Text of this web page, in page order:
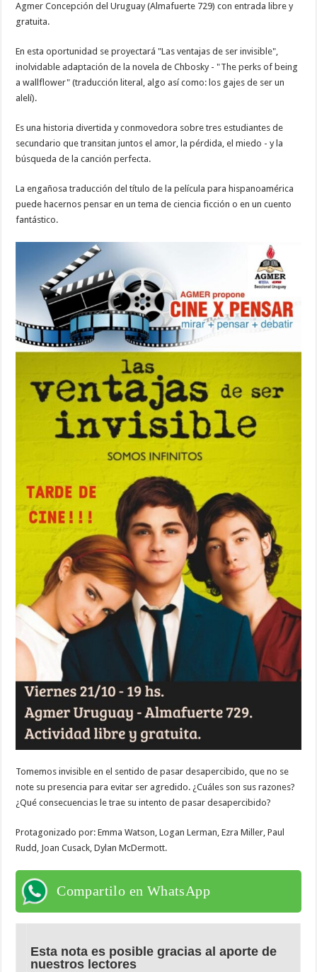
Agmer Concepción del Uruguay (Almafuerte 729) con entrada libre y
gratuita.
En esta oportunidad se proyectará "Las ventajas de ser invisible",
inolvidable adaptación de la novela de Chbosky - "The perks of being
a wallflower" (traducción literal, algo así como: los gajes de ser un
alelí).
Es una historia divertida y conmovedora sobre tres estudiantes de
secundario que transitan juntos el amor, la pérdida, el miedo - y la
búsqueda de la canción perfecta.
La engañosa traducción del título de la película para hispanoamérica
puede hacernos pensar en un tema de ciencia ficción o en un cuento
fantástico.
Tomemos invisible en el sentido de pasar desapercibido, que no se
note su presencia para evitar ser agredido. ¿Cuáles son sus razones?
¿Qué consecuencias le trae su intento de pasar desapercibido?
Protagonizado por: Emma Watson, Logan Lerman, Ezra Miller, Paul
Rudd, Joan Cusack, Dylan McDermott.
Compartilo en WhatsApp
Esta nota es posible gracias al aporte de
nuestros lectores